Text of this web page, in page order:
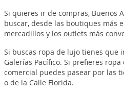
Si quieres ir de compras, Buenos
buscar, desde las boutiques más
mercadillos y los outlets más
Si buscas ropa de lujo tienes que
Galerías Pacífico. Si prefieres
comercial puedes pasear por las
o de la Calle Florida.